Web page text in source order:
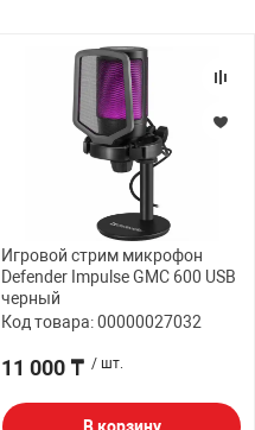
Игровой стрим микрофон
Defender Impulse GMC 600 USB
черный
Код товара: 00000027032
11 000 ₸ / шт.
В корзину